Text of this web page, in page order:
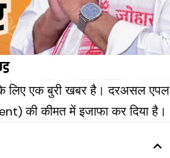
लिए एक बुरी खबर है। दरअसल एपल
की कीमत में इजाफा कर दिया है।